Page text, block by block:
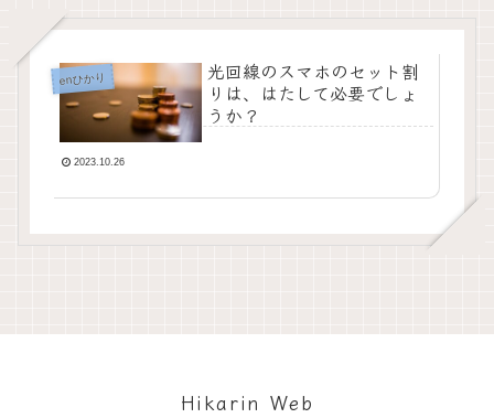
enひかり
光回線のスマホのセット割
りは、はたして必要でしょ
うか？
2023.10.26
Hikarin Web